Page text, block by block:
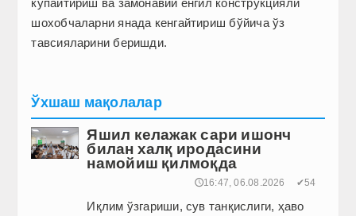
кўпайтириш ва замонавий енгил конструкцияли
шохобчаларни янада кенгайтириш бўйича ўз
тавсияларини беришди.
Ўхшаш мақолалар
Яшил келажак сари ишонч
билан халқ иродасини
намойиш қилмоқда
🕔16:47, 06.08.2026 ✔54
Иқлим ўзгариши, сув танқислиги, ҳаво